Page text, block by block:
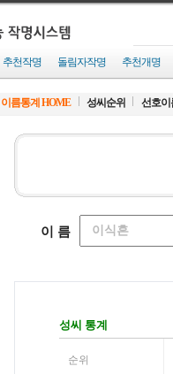
추천작명 돌림자작명 추천개명
이름통계 HOME 성씨순위 선호